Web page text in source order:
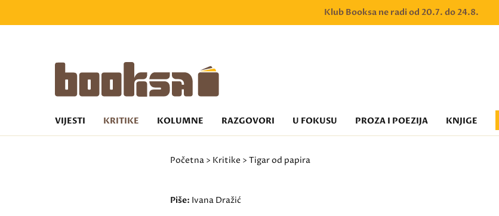
Klub Booksa ne radi od 20.7. do 24.8.
VIJESTI KRITIKE KOLUMNE RAZGOVORI U FOKUSU PROZA I POEZIJA KNJIGE
Početna > Kritike > Tigar od papira
Piše: Ivana Dražić